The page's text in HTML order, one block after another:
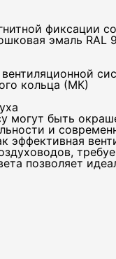
фиксации
эмаль
кольца (МК)
быть
и
позволяет